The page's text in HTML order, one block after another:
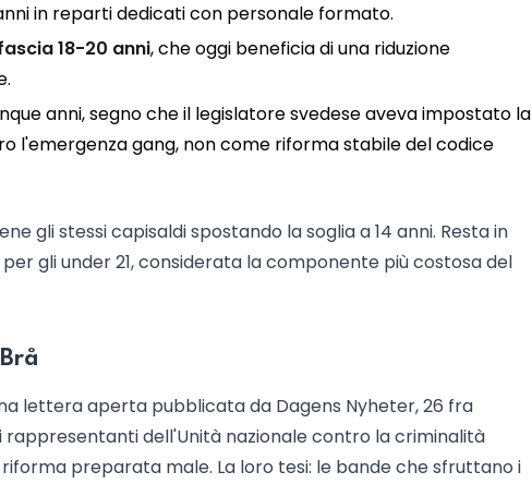
in reparti dedicati con personale formato.
18-20 anni, che oggi beneficia di una riduzione
anni, segno che il legislatore svedese aveva impostato la
l'emergenza gang, non come riforma stabile del codice
gli stessi capisaldi spostando la soglia a 14 anni. Resta in
gli under 21, considerata la componente più costosa del
lettera aperta pubblicata da Dagens Nyheter, 26 fra
dell'Unità nazionale contro la criminalità
preparata male. La loro tesi: le bande che sfruttano i